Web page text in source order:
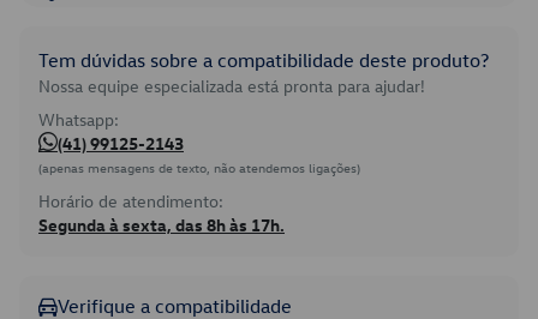
Tem dúvidas sobre a compatibilidade deste produto?
Nossa equipe especializada está pronta para ajudar!
Whatsapp:
(41) 99125-2143
(apenas mensagens de texto, não atendemos ligações)
Horário de atendimento:
Segunda à sexta, das 8h às 17h.
Verifique a compatibilidade